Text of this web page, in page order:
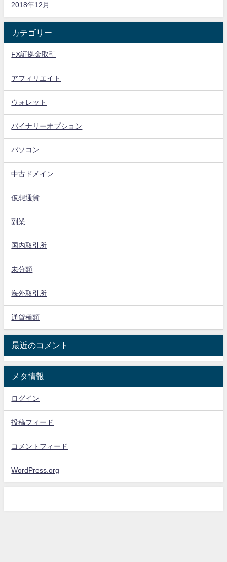
2018年12月
カテゴリー
FX証拠金取引
アフィリエイト
ウォレット
バイナリーオプション
パソコン
中古ドメイン
仮想通貨
副業
国内取引所
未分類
海外取引所
通貨種類
最近のコメント
メタ情報
ログイン
投稿フィード
コメントフィード
WordPress.org